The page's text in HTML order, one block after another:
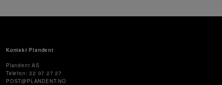
Kontakt Plandent
Plandent AS
Telefon: 22 07 27 27
POST@PLANDENT.NO